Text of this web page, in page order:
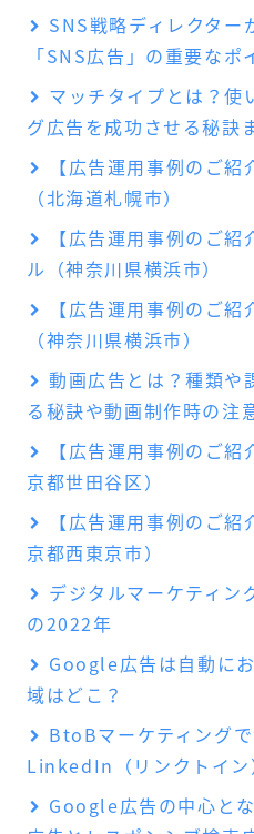
SNS戦略ディレクター
「SNS広告」の重要なポ
マッチタイプとは？使
グ広告を成功させる秘訣
【広告運用事例のご
（北海道札幌市）
【広告運用事例のご
ル（神奈川県横浜市）
【広告運用事例のご
（神奈川県横浜市）
動画広告とは？種類や
る秘訣や動画制作時の注
【広告運用事例のご
京都世田谷区）
【広告運用事例のご
京都西東京市）
デジタルマーケティン
の2022年
Google広告は自動に
域はどこ？
BtoBマーケティングで
LinkedIn（リンクトイン
Google広告の中心と